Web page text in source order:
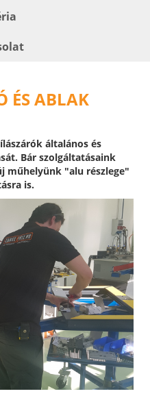
ÉS ABLAK
általános és
Bár szolgáltatásaink
műhelyünk "alu részlege"
is.